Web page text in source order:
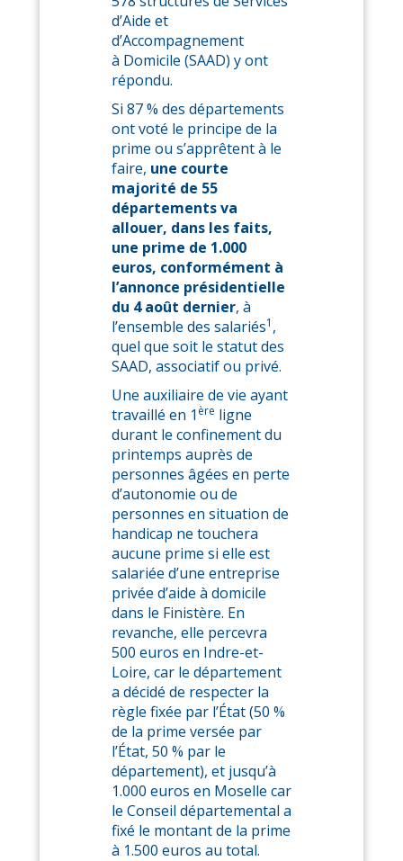
d’Aide et
d’Accompagnement
à Domicile (SAAD) y ont
répondu.
Si 87 % des départements
ont voté le principe de la
prime ou s’apprêtent à le
faire, une courte
majorité de 55
départements va
allouer, dans les faits,
une prime de 1.000
euros, conformément à
l’annonce présidentielle
du 4 août dernier, à
l’ensemble des salariés1 ,
quel que soit le statut des
SAAD, associatif ou privé.
Une auxiliaire de vie ayant
travaillé en 1 ère ligne
durant le confinement du
printemps auprès de
personnes âgées en perte
d’autonomie ou de
personnes en situation de
handicap ne touchera
aucune prime si elle est
salariée d’une entreprise
privée d’aide à domicile
dans le Finistère. En
revanche, elle percevra
500 euros en Indre-et-
Loire, car le département
a décidé de respecter la
règle fixée par l’État (50 %
de la prime versée par
l’État, 50 % par le
département), et jusqu’à
1.000 euros en Moselle car
le Conseil départemental a
fixé le montant de la prime
à 1.500 euros au total.